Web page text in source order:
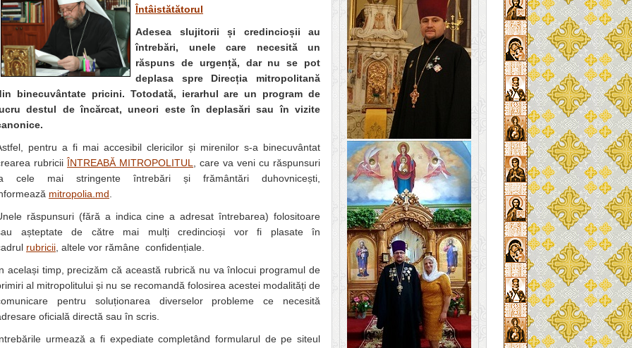
Întâistătătorul
Adesea slujitorii și credincioșii au
întrebări, unele care necesită un
răspuns de urgență, dar nu se pot
deplasa spre Direcția mitropolitană
binecuvântate pricini. Totodată, ierarhul are un program de
destul de încărcat, uneori este în deplasări sau în vizite
pentru a fi mai accesibil clericilor și mirenilor s-a binecuvântat
rubricii ÎNTREABĂ MITROPOLITUL
, care va veni cu răspunsuri
cele mai stringente întrebări și frământări duhovnicești,
mitropolia.md
răspunsuri (fără a indica cine a adresat întrebarea) folositoare
așteptate de către mai mulți credincioși vor fi plasate în
rubricii , altele vor rămâne confidențiale.
același timp, precizăm că această rubrică nu va înlocui programul de
al mitropolitului și nu se recomandă folosirea acestei modalități de
pentru soluționarea diverselor probleme ce necesită
oficială directă sau în scris.
urmează a fi expediate completând formularul de pe siteul